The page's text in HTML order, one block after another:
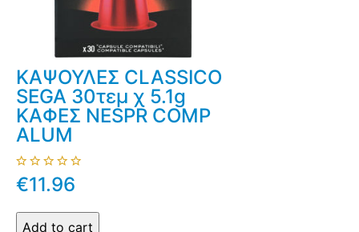
ΚΑΨΟΥΛΕΣ CLASSICO
SEGA 30τεμ χ 5.1g
ΚΑΦΕΣ NESPR COMP
ALUM
€11.96